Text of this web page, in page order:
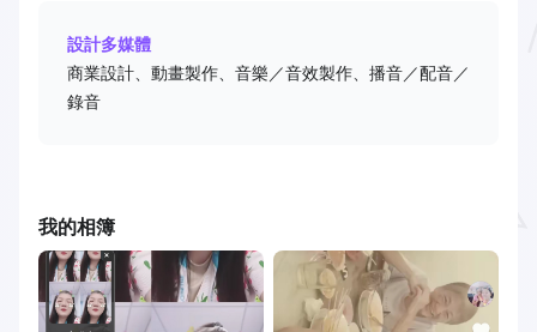
設計多媒體
商業設計、動畫製作、音樂／音效製作、播音／配音／
錄音
我的相簿